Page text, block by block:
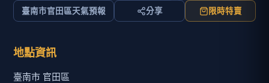
臺南市官田區天氣預報 分享 限時特賣
地點資訊
臺南市 官田區